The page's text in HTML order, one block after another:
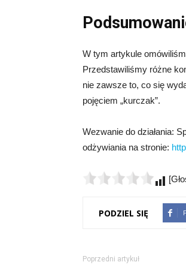
W tym artykule
Przedstawiliśmy różne
nie zawsze to, co się
pojęciem „kurczak”.
Wezwanie do działania:
odżywiania na stronie:
PODZIEL SIĘ
Poprzedni artykuł